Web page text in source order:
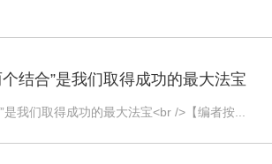
结合”是我们取得成功的最大法宝
我们取得成功的最大法宝<br />【编者按...